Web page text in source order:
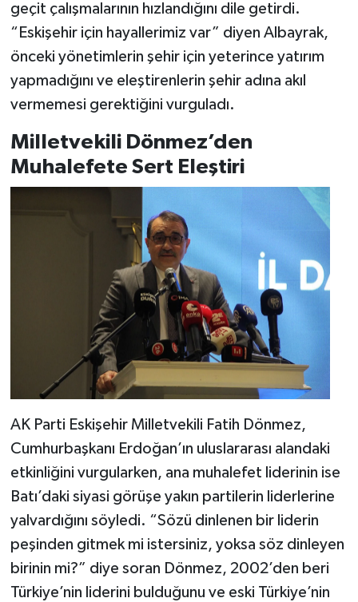
geçit çalışmalarının hızlandığını dile getirdi.
“Eskişehir için hayallerimiz var” diyen Albayrak,
önceki yönetimlerin şehir için yeterince yatırım
yapmadığını ve eleştirenlerin şehir adına akıl
vermemesi gerektiğini vurguladı.
Milletvekili Dönmez’den
Muhalefete Sert Eleştiri
AK Parti Eskişehir Milletvekili Fatih Dönmez,
Cumhurbaşkanı Erdoğan’ın uluslararası alandaki
etkinliğini vurgularken, ana muhalefet liderinin ise
Batı’daki siyasi görüşe yakın partilerin liderlerine
yalvardığını söyledi. “Sözü dinlenen bir liderin
peşinden gitmek mi istersiniz, yoksa söz dinleyen
birinin mi?” diye soran Dönmez, 2002’den beri
Türkiye’nin liderini bulduğunu ve eski Türkiye’nin